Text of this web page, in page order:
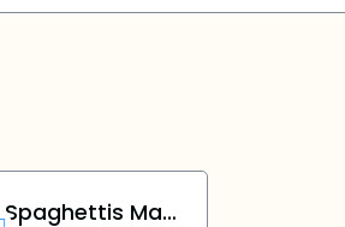
Spaghettis Matanti